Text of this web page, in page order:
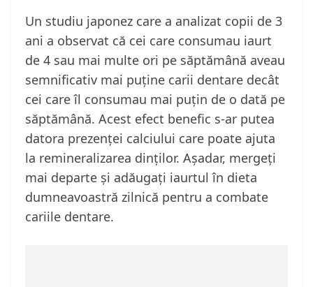
Un studiu japonez care a analizat copii de 3
ani a observat că cei care consumau iaurt
de 4 sau mai multe ori pe săptămână aveau
semnificativ mai puține carii dentare decât
cei care îl consumau mai puțin de o dată pe
săptămână. Acest efect benefic s-ar putea
datora prezenței calciului care poate ajuta
la remineralizarea dinților. Așadar, mergeți
mai departe și adăugați iaurtul în dieta
dumneavoastră zilnică pentru a combate
cariile dentare.